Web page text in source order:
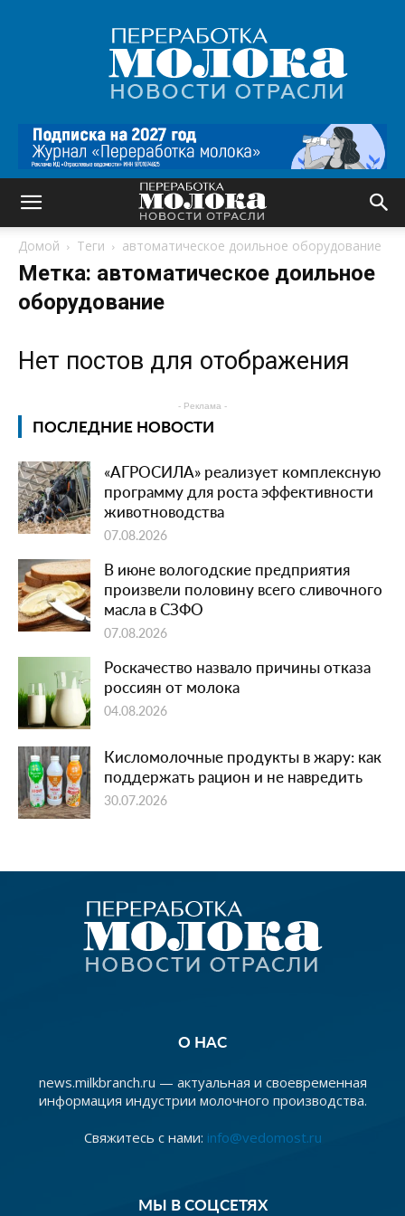
Переработка
молока
|
Новости
Домой Теги автоматическое доильное оборудование
Метка: автоматическое доильное
оборудование
Нет постов для отображения
- Реклама -
ПОСЛЕДНИЕ НОВОСТИ
«АГРОСИЛА» реализует комплексную
программу для роста эффективности
животноводства
07.08.2026
В июне вологодские предприятия
произвели половину всего сливочного
масла в СЗФО
07.08.2026
Роскачество назвало причины отказа
россиян от молока
04.08.2026
Кисломолочные продукты в жару: как
поддержать рацион и не навредить
30.07.2026
О НАС
news.milkbranch.ru — актуальная и своевременная
информация индустрии молочного производства.
Свяжитесь с нами: info@vedomost.ru
МЫ В СОЦСЕТЯХ